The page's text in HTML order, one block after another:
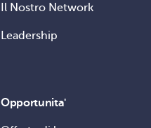
Il Nostro Network
Leadership
Opportunita'